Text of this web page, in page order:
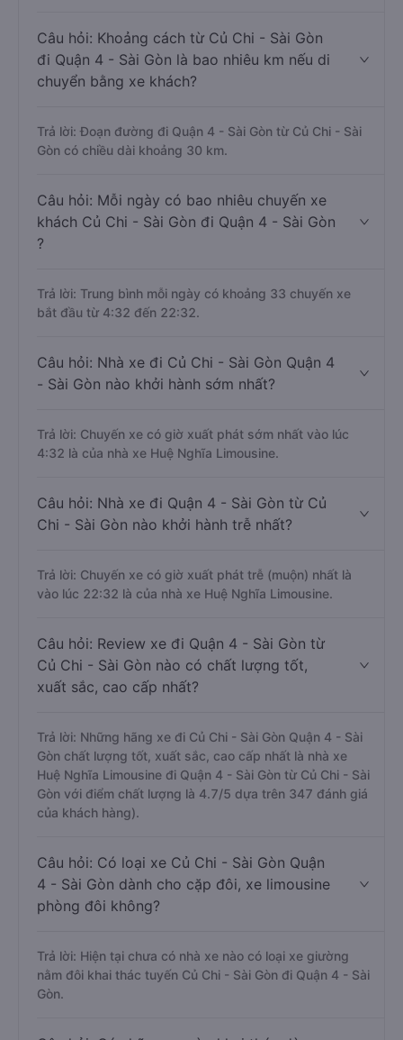
Câu hỏi: Khoảng cách từ Củ Chi - Sài Gòn
đi Quận 4 - Sài Gòn là bao nhiêu km nếu di
chuyển bằng xe khách?
Trả lời: Đoạn đường đi Quận 4 - Sài Gòn từ Củ Chi - Sài
Gòn có chiều dài khoảng 30 km.
Câu hỏi: Mỗi ngày có bao nhiêu chuyến xe
khách Củ Chi - Sài Gòn đi Quận 4 - Sài Gòn
?
Trả lời: Trung bình mỗi ngày có khoảng 33 chuyến xe
bắt đầu từ 4:32 đến 22:32.
Câu hỏi: Nhà xe đi Củ Chi - Sài Gòn Quận 4
- Sài Gòn nào khởi hành sớm nhất?
Trả lời: Chuyến xe có giờ xuất phát sớm nhất vào lúc
4:32 là của nhà xe Huệ Nghĩa Limousine.
Câu hỏi: Nhà xe đi Quận 4 - Sài Gòn từ Củ
Chi - Sài Gòn nào khởi hành trễ nhất?
Trả lời: Chuyến xe có giờ xuất phát trễ (muộn) nhất là
vào lúc 22:32 là của nhà xe Huệ Nghĩa Limousine.
Câu hỏi: Review xe đi Quận 4 - Sài Gòn từ
Củ Chi - Sài Gòn nào có chất lượng tốt,
xuất sắc, cao cấp nhất?
Trả lời: Những hãng xe đi Củ Chi - Sài Gòn Quận 4 - Sài
Gòn chất lượng tốt, xuất sắc, cao cấp nhất là nhà xe
Huệ Nghĩa Limousine đi Quận 4 - Sài Gòn từ Củ Chi - Sài
Gòn với điểm chất lượng là 4.7/5 dựa trên 347 đánh giá
của khách hàng).
Câu hỏi: Có loại xe Củ Chi - Sài Gòn Quận
4 - Sài Gòn dành cho cặp đôi, xe limousine
phòng đôi không?
Trả lời: Hiện tại chưa có nhà xe nào có loại xe giường
nằm đôi khai thác tuyến Củ Chi - Sài Gòn đi Quận 4 - Sài
Gòn.